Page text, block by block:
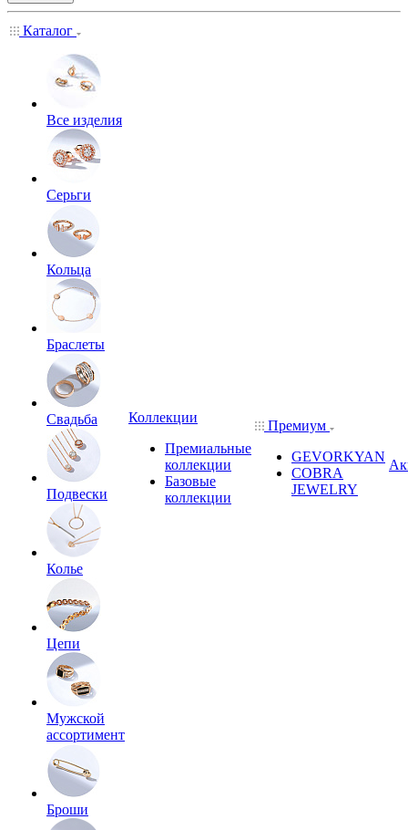
Каталог
Все изделия
Серьги
Кольца
Браслеты
Свадьба
Подвески
Колье
Цепи
Мужской
ассортимент
Броши
Коллекции
Премиальные
коллекции
Базовые
коллекции
Премиум
GEVORKYAN
COBRA
JEWELRY